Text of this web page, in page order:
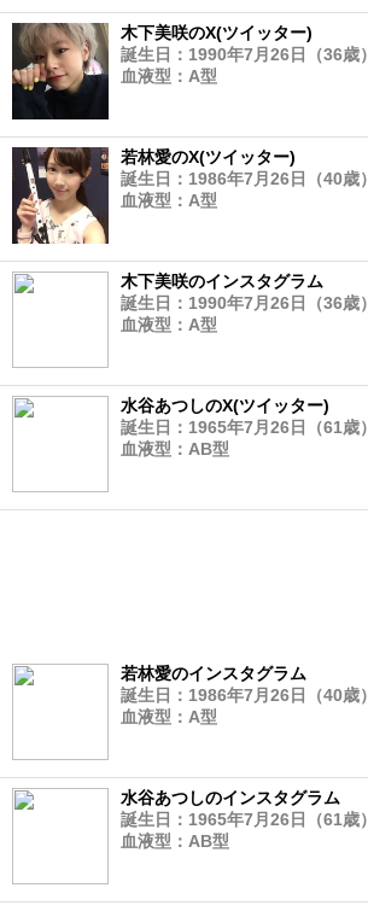
木下美咲のX(ツイッター)
誕生日：1990年7月26日（36歳）
血液型：A型
若林愛のX(ツイッター)
誕生日：1986年7月26日（40歳）
血液型：A型
木下美咲のインスタグラム
誕生日：1990年7月26日（36歳）
血液型：A型
水谷あつしのX(ツイッター)
誕生日：1965年7月26日（61歳）
血液型：AB型
若林愛のインスタグラム
誕生日：1986年7月26日（40歳）
血液型：A型
水谷あつしのインスタグラム
誕生日：1965年7月26日（61歳）
血液型：AB型